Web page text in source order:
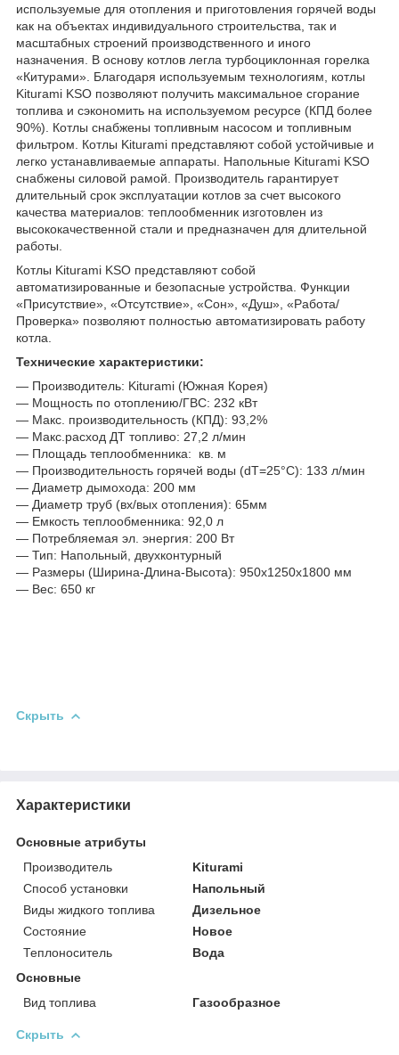
используемые для отопления и приготовления горячей воды
как на объектах индивидуального строительства, так и
масштабных строений производственного и иного
назначения. В основу котлов легла турбоциклонная горелка
«Китурами». Благодаря используемым технологиям, котлы
Kiturami KSO позволяют получить максимальное сгорание
топлива и сэкономить на используемом ресурсе (КПД более
90%). Котлы снабжены топливным насосом и топливным
фильтром. Котлы Kiturami представляют собой устойчивые и
легко устанавливаемые аппараты. Напольные Kiturami KSO
снабжены силовой рамой. Производитель гарантирует
длительный срок эксплуатации котлов за счет высокого
качества материалов: теплообменник изготовлен из
высококачественной стали и предназначен для длительной
работы.
Котлы Kiturami KSO представляют собой
автоматизированные и безопасные устройства. Функции
«Присутствие», «Отсутствие», «Сон», «Душ», «Работа/
Проверка» позволяют полностью автоматизировать работу
котла.
Технические характеристики:
— Производитель: Kiturami (Южная Корея)
— Мощность по отоплению/ГВС: 232 кВт
— Макс. производительность (КПД): 93,2%
— Макс.расход ДТ топливо: 27,2 л/мин
— Площадь теплообменника: кв. м
— Производительность горячей воды (dT=25°C): 133 л/мин
— Диаметр дымохода: 200 мм
— Диаметр труб (вх/вых отопления): 65мм
— Емкость теплообменника: 92,0 л
— Потребляемая эл. энергия: 200 Вт
— Тип: Напольный, двухконтурный
— Размеры (Ширина-Длина-Высота): 950х1250х1800 мм
— Вес: 650 кг
Скрыть
Характеристики
Основные атрибуты
Производитель
Kiturami
Способ установки
Напольный
Виды жидкого топлива
Дизельное
Состояние
Новое
Теплоноситель
Вода
Основные
Вид топлива
Газообразное
Скрыть